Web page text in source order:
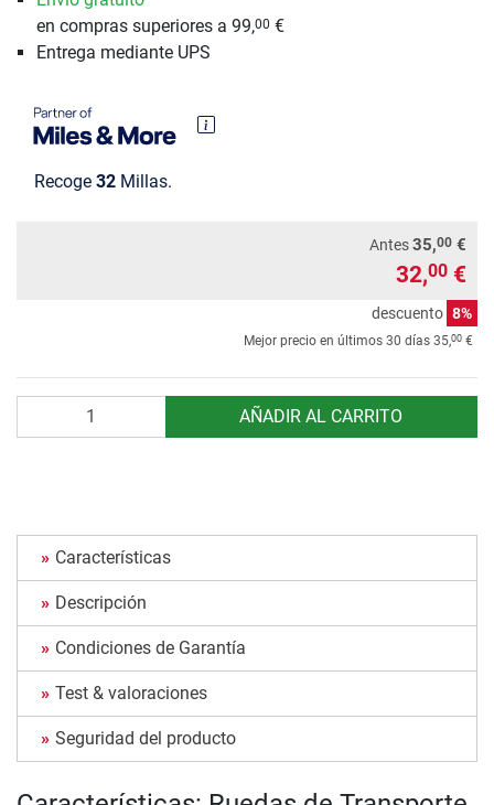
en compras superiores a 99,00 €
Entrega mediante UPS
Recoge 32 Millas.
Antes35,00 €
32,00 €
descuento 8%
Mejor precio en últimos 30 días 35,00 €
AÑADIR AL CARRITO
Características
Descripción
Condiciones de Garantía
Test & valoraciones
Seguridad del producto